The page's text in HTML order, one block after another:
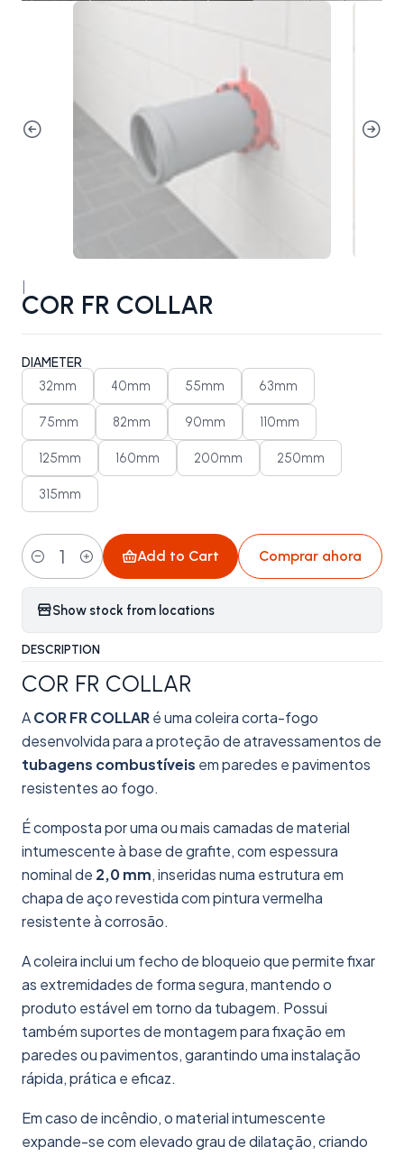
COR FR COLLAR
DIAMETER
32mm 40mm 55mm 63mm
75mm 82mm 90mm 110mm
125mm 160mm 200mm 250mm
315mm
Quantity
Add to Cart Comprar ahora
Show stock from locations
DESCRIPTION
COR FR COLLAR
ACOR FR COLLARé uma coleira corta-fogo
desenvolvida para a proteção de atravessamentos de
tubagens combustíveis em paredes e pavimentos
resistentes ao fogo.
É composta por uma ou mais camadas de material
intumescente à base de grafite, com espessura
nominal de 2,0 mm, inseridas numa estrutura em
chapa de aço revestida com pintura vermelha
resistente à corrosão.
A coleira inclui um fecho de bloqueio que permite fixar
as extremidades de forma segura, mantendo o
produto estável em torno da tubagem. Possui
também suportes de montagem para fixação em
paredes ou pavimentos, garantindo uma instalação
rápida, prática e eficaz.
Em caso de incêndio, o material intumescente
expande-se com elevado grau de dilatação, criando